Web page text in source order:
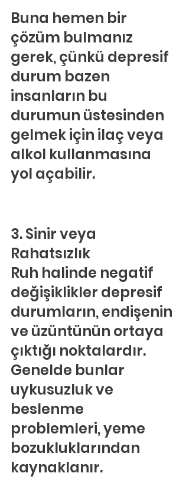
Buna hemen bir
çözüm bulmanız
gerek, çünkü depresif
durum bazen
insanların bu
durumun üstesinden
gelmek için ilaç veya
alkol kullanmasına
yol açabilir.
3. Sinir veya
Rahatsızlık
Ruh halinde negatif
değişiklikler depresif
durumların, endişenin
ve üzüntünün ortaya
çıktığı noktalardır.
Genelde bunlar
uykusuzluk ve
beslenme
problemleri, yeme
bozukluklarından
kaynaklanır.